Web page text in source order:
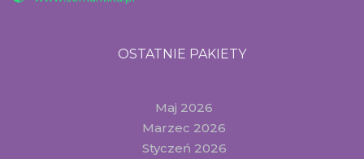
OSTATNIE PAKIETY
Maj 2026
Marzec 2026
Styczeń 2026